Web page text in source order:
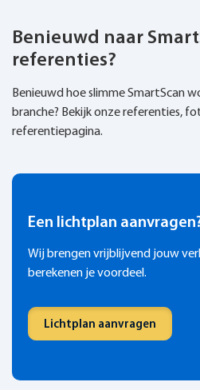
Benieuwd naar
referenties?
Benieuwd hoe slimme SmartScan
branche? Bekijk onze referenties,
referentiepagina.
Een lichtplan
Wij brengen vrijblijvend jouw
berekenen je voordeel.
Lichtplan aanvragen